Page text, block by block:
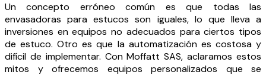
Un concepto erróneo común es que todas las
envasadoras para estucos son iguales, lo que lleva a
inversiones en equipos no adecuados para ciertos tipos
de estuco. Otro es que la automatización es costosa y
difícil de implementar. Con Moffatt SAS, aclaramos estos
mitos y ofrecemos equipos personalizados que se